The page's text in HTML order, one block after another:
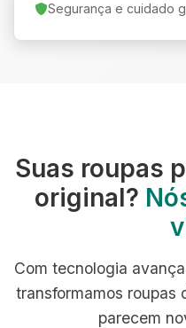
Segurança e cuidado
Suas roupas
original?
Com tecnologia
transformamos roupas
parecem